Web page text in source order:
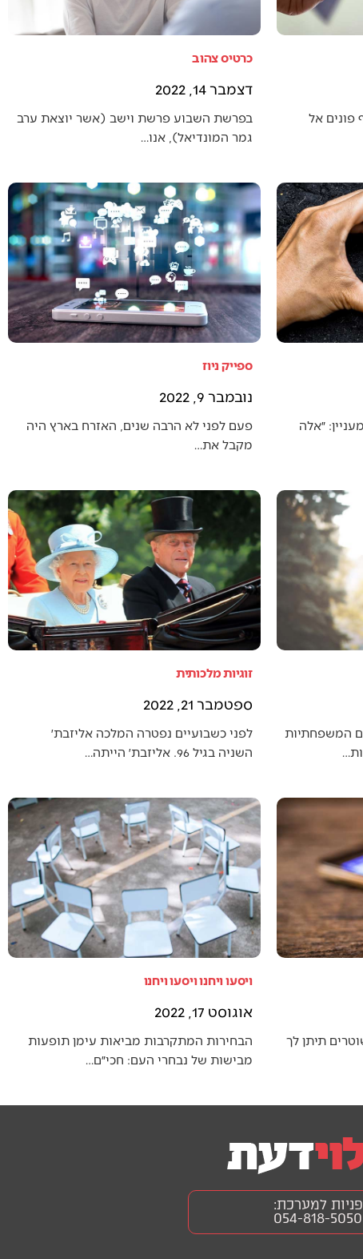
פונים אל
כרטיס צהוב
דצמבר 14, 2022
בפרשת השבוע פרשת וישב (אשר יוצאת ערב
גמר המונדיאל), אנו…
״אלה
ספייק ניוז
נובמבר 9, 2022
פעם לפני לא הרבה שנים, האזרח בארץ היה
מקבל את…
המשפחתיות
זוגיות מלכותית
ספטמבר 21, 2022
לפני כשבועיים נפטרה המלכה אליזבת׳
השניה בגיל 96. אליזבת׳ הייתה…
תיתן לך
ויסעו ויחנו ויסעו ויחנו
אוגוסט 17, 2022
הבחירות המתקרבות מביאות עימן תופעות
מבישות של נבחרי העם: חכי״ם…
פניות למערכת:
054-818-5050